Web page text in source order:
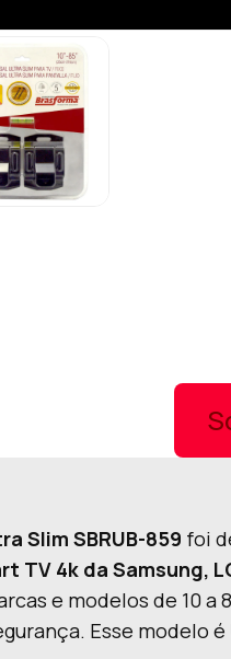
Slim SBRUB-859 foi
TV 4k da Samsung,
e modelos de 10
Esse modelo